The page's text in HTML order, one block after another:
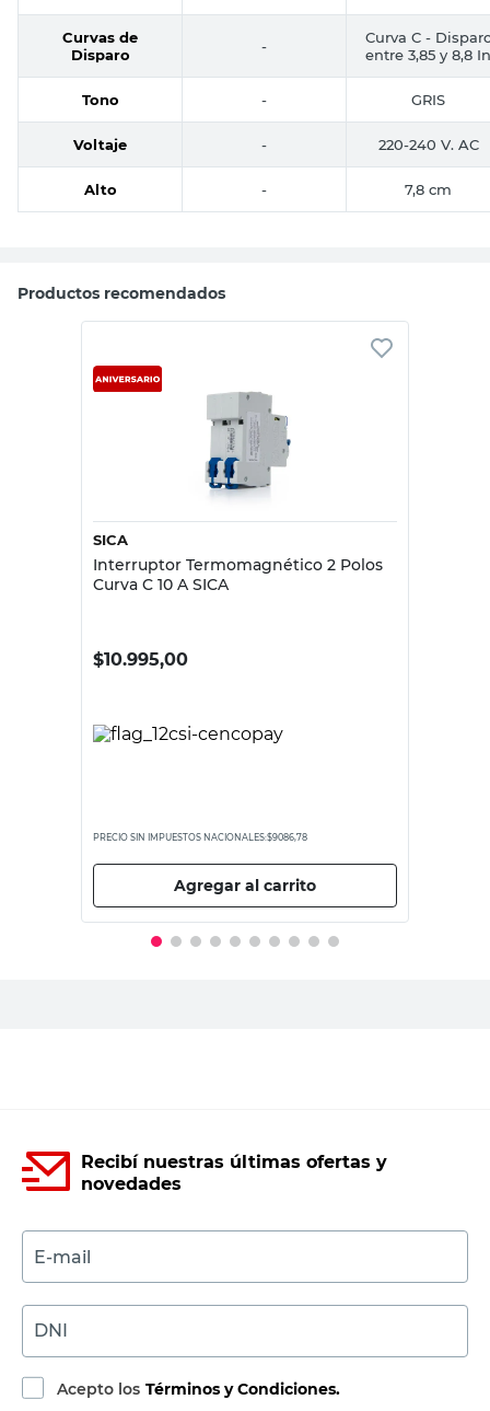
Curvas de
Disparo
-
Curva C -
entre 3,85 y 8,8 In
Tono - GRIS
Voltaje - 220-240 V. AC
Alto - 7,8 cm
Productos recomendados
SICA
Interruptor Termomagnético 2 Polos
Curva C 10 A SICA
$10.995,00
PRECIO SIN IMPUESTOS NACIONALES:$9086,78
Agregar al carrito
Recibí nuestras últimas ofertas y
novedades
E-mail
DNI
Acepto los Términos y Condiciones.